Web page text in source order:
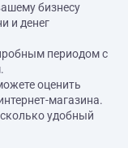
бизнесу
и денег
периодом с
оценить
магазина.
удобный